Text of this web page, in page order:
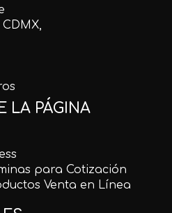
LA PÁGINA
para Cotización
Venta en Línea